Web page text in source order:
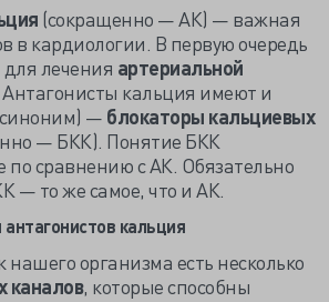
(сокращенно — АК) — важная
в кардиологии. В первую очередь
лечения артериальной
кальция имеют и
— блокаторы кальциевых
— БКК). Понятие БКК
по сравнению с АК. Обязательно
— то же самое, что и АК.
кальция
нашего организма есть несколько
каналов, которые способны